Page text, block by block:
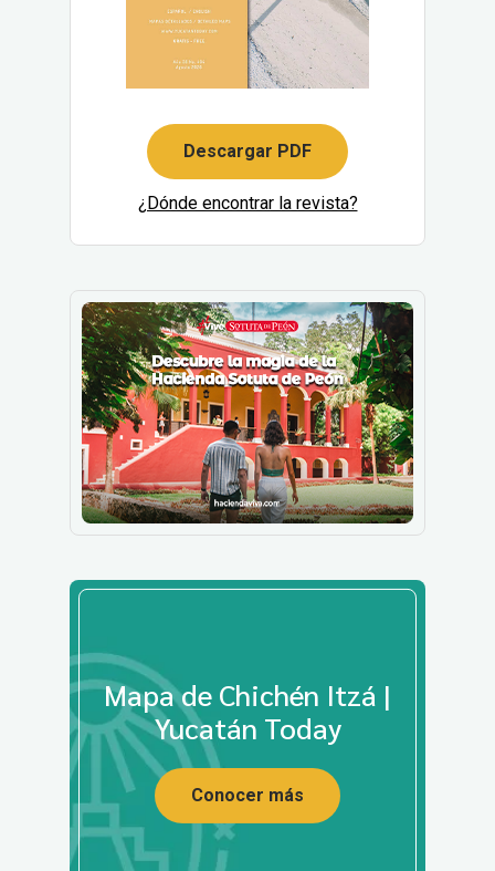
Descargar PDF
¿Dónde encontrar la revista?
Mapa de Chichén Itzá |
Yucatán Today
Conocer más